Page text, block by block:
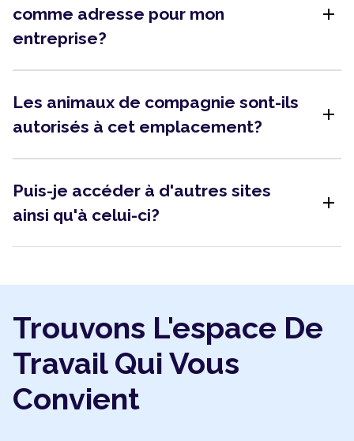
comme adresse pour mon
entreprise?
add
Les animaux de compagnie sont-ils
autorisés à cet emplacement?
add
Puis-je accéder à d'autres sites
ainsi qu'à celui-ci?
add
Trouvons L'espace De
Travail Qui Vous
Convient